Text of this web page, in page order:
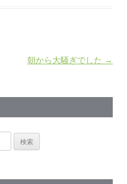
朝から大騒ぎでした →